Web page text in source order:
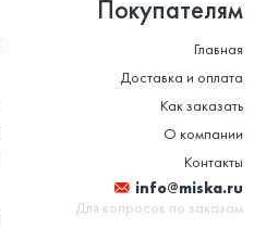
Покупателям
Главная
Доставка и оплата
Как заказать
О компании
Контакты
info@miska.ru
Для вопросов по заказам